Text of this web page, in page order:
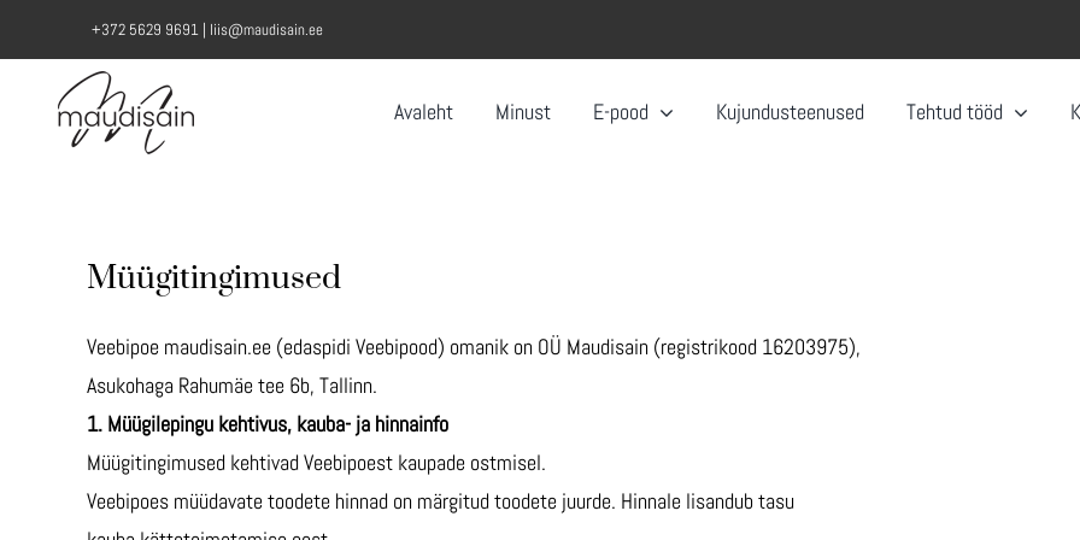
to
content
+372 5629 9691 | liis@maudisain.ee
Avaleht Minust E-pood Kujundusteenused Tehtud tööd
Müügitingimused
Veebipoe maudisain.ee (edaspidi Veebipood) omanik on OÜ Maudisain (registrikood 16203975),
Asukohaga Rahumäe tee 6b, Tallinn.
1. Müügilepingu kehtivus, kauba- ja hinnainfo
Müügitingimused kehtivad Veebipoest kaupade ostmisel.
Veebipoes müüdavate toodete hinnad on märgitud toodete juurde. Hinnale lisandub tasu